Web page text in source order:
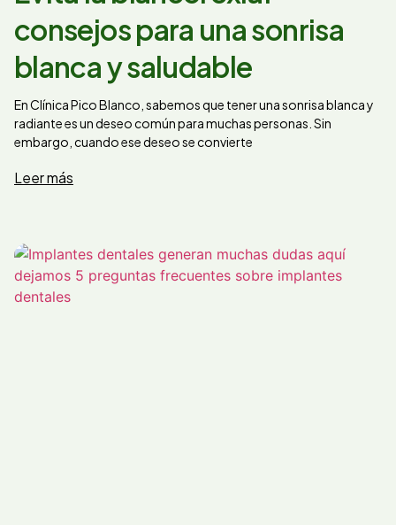
consejos para una sonrisa
blanca y saludable
En Clínica Pico Blanco, sabemos que tener una sonrisa blanca y
radiante es un deseo común para muchas personas. Sin
embargo, cuando ese deseo se convierte
Leer más